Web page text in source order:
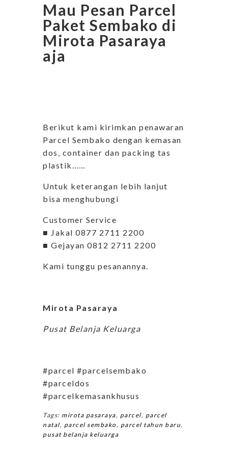
Mau Pesan Parcel
Paket Sembako di
Mirota Pasaraya
aja
Berikut kami kirimkan penawaran
Parcel Sembako dengan kemasan
dos, container dan packing tas
plastik……
Untuk keterangan lebih lanjut
bisa menghubungi
Customer Service
■ Jakal 0877 2711 2200
■ Gejayan 0812 2711 2200
Kami tunggu pesanannya.
Mirota Pasaraya
Pusat Belanja Keluarga
#parcel #parcelsembako
#parceldos
#parcelkemasankhusus
Tags: mirota pasaraya, parcel, parcel
natal, parcel sembako, parcel tahun baru,
pusat belanja keluarga